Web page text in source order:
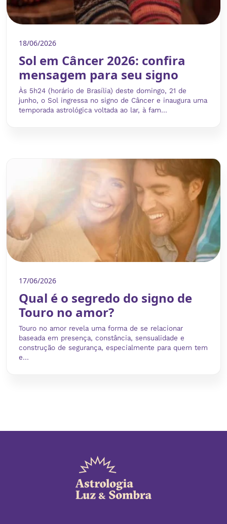
18/06/2026
Sol em Câncer 2026: confira
mensagem para seu signo
Às 5h24 (horário de Brasília) deste domingo, 21 de
junho, o Sol ingressa no signo de Câncer e inaugura uma
temporada astrológica voltada ao lar, à fam...
17/06/2026
Qual é o segredo do signo de
Touro no amor?
Touro no amor revela uma forma de se relacionar
baseada em presença, constância, sensualidade e
construção de segurança, especialmente para quem tem
e...